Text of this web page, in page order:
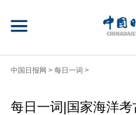
中国日报网 > 每日一词 >
每日一词|国家海洋